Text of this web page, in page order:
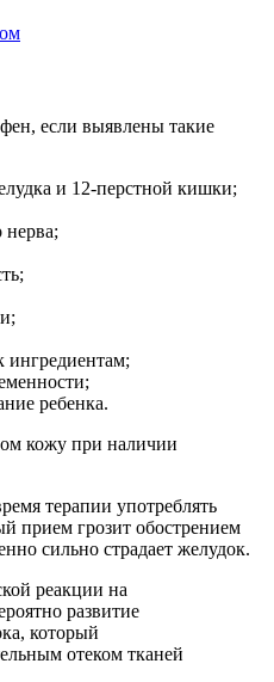
если выявлены такие
и 12-перстной кишки;
нерва;
ингредиентам;
ребенка.
кожу при наличии
терапии употреблять
прием грозит обострением
сильно страдает желудок.
реакции на
развитие
который
отеком тканей